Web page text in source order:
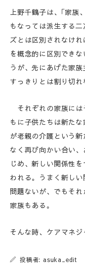
上野千鶴子は、｢家族
もなっては派生する
ズとは区別されなけ
を概念的に区別でき
うが、先にあげた家
すっきりとは割り切れ
それぞれの家族には
もに子供たちは新た
が老親の介護という
なく再び向かい合い
じめ、新しい関係性
われる。うまく新し
問題ないが、でもそ
家族もある。
そんな時、ケアマネジ
投稿者: asuka_edit